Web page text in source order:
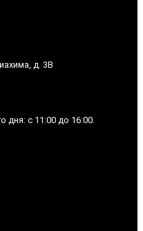
д. 3В
дня: с 11:00 до 16:00.